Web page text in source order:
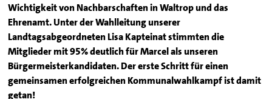
Wichtigkeit von Nachbarschaften in Waltrop und das
Ehrenamt. Unter der Wahlleitung unserer
Landtagsabgeordneten Lisa Kapteinat stimmten die
Mitglieder mit 95% deutlich für Marcel als unseren
Bürgermeisterkandidaten. Der erste Schritt für einen
gemeinsamen erfolgreichen Kommunalwahlkampf ist damit
getan!